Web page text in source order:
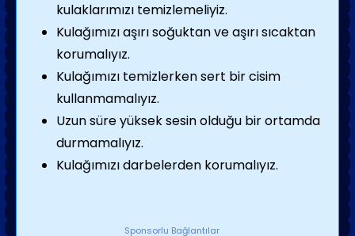
kulaklarımızı temizlemeliyiz.
Kulağımızı aşırı soğuktan ve aşırı sıcaktan
korumalıyız.
Kulağımızı temizlerken sert bir cisim
kullanmamalıyız.
Uzun süre yüksek sesin olduğu bir ortamda
durmamalıyız.
Kulağımızı darbelerden korumalıyız.
Sponsorlu Bağlantılar